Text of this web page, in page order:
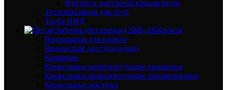
Фитинги наружной канализации
Теплоизоляция для труб
Труба ПНД
Кровля
Вентиляция для кровли
Волнистый лист (ондулин)
Козырьки
Кровельные комплектующие крашеные
Кровельные комплектующие оцинкованные
Кровельные мастики